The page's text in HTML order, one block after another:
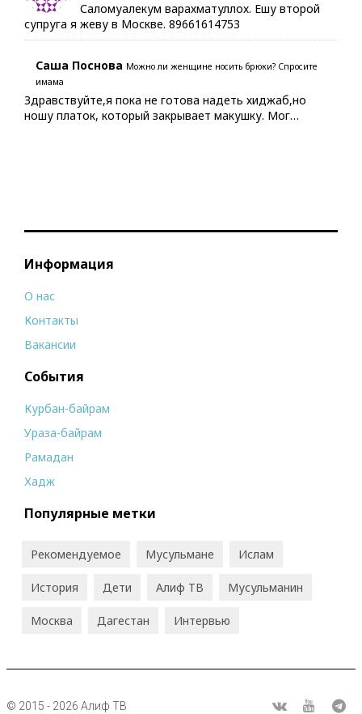
Саломуалекум варахматуллох. Ешу второй
супруга я жеву в Москве. 89661614753
Саша Поснова Можно ли женщине носить брюки? Спросите
имама
Здравствуйте,я пока не готова надеть хиджаб,но
ношу платок, который закрывает макушку. Мог…
Информация
О нас
Контакты
Вакансии
События
Курбан-байрам
Ураза-байрам
Рамадан
Хадж
Популярные метки
Рекомендуемое Мусульмане Ислам
История Дети Алиф ТВ Мусульманин
Москва Дагестан Интервью
© 2015 - 2026 Алиф ТВ